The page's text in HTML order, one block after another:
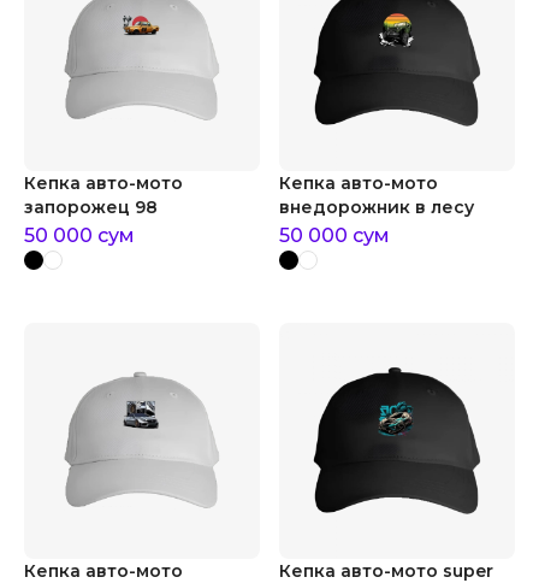
Кепка авто-мото
запорожец 98
50 000 сум
Кепка авто-мото
внедорожник в лесу
50 000 сум
Кепка авто-мото
Кепка авто-мото super